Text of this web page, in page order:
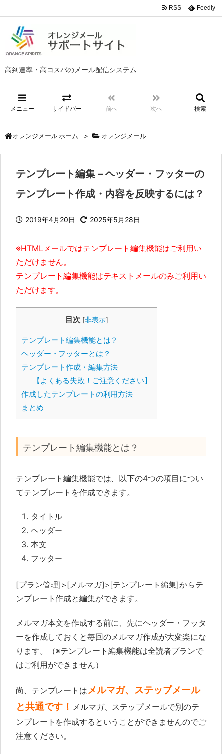
高到達率・高コスパのメール配信システム
メニュー サイドバー 前へ 次へ 検索
RSS Feedly
オレンジメール ホーム > オレンジメール
テンプレート編集 – ヘッダー・フッターの
テンプレート作成・内容を反映するには？
2019年4月20日 2025年5月28日
※HTMLメールではテンプレート編集機能はご利用い
ただけません。
テンプレート編集機能はテキストメールのみご利用い
ただけます。
目次 [非表示]
テンプレート編集機能とは？
ヘッダー・フッターとは？
テンプレート作成・編集方法
【よくある失敗！ご注意ください】
作成したテンプレートの利用方法
まとめ
テンプレート編集機能とは？
テンプレート編集機能では、以下の4つの項目につい
てテンプレートを作成できます。
タイトル
ヘッダー
本文
フッター
[プラン管理]>[メルマガ]>[テンプレート編集]からテ
ンプレート作成と編集ができます。
メルマガ本文を作成する前に、先にヘッダー・フッタ
ーを作成しておくと毎回のメルマガ作成が大変楽にな
ります。（※テンプレート編集機能は全読者プランで
はご利用ができません）
尚、テンプレートはメルマガ、ステップメール
と共通です！ メルマガ、ステップメールで別のテ
ンプレートを作成するということができませんのでご
注意ください。